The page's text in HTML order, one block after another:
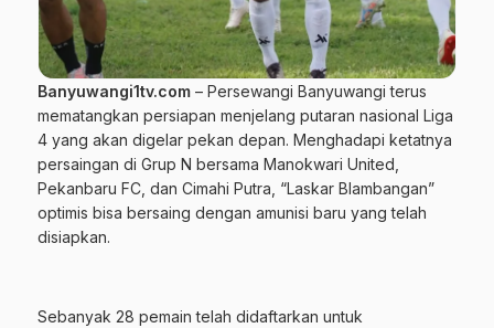
Banyuwangi1tv.com – Persewangi Banyuwangi terus
mematangkan persiapan menjelang putaran nasional Liga
4 yang akan digelar pekan depan. Menghadapi ketatnya
persaingan di Grup N bersama Manokwari United,
Pekanbaru FC, dan Cimahi Putra, “Laskar Blambangan”
optimis bisa bersaing dengan amunisi baru yang telah
disiapkan.
Sebanyak 28 pemain telah didaftarkan untuk